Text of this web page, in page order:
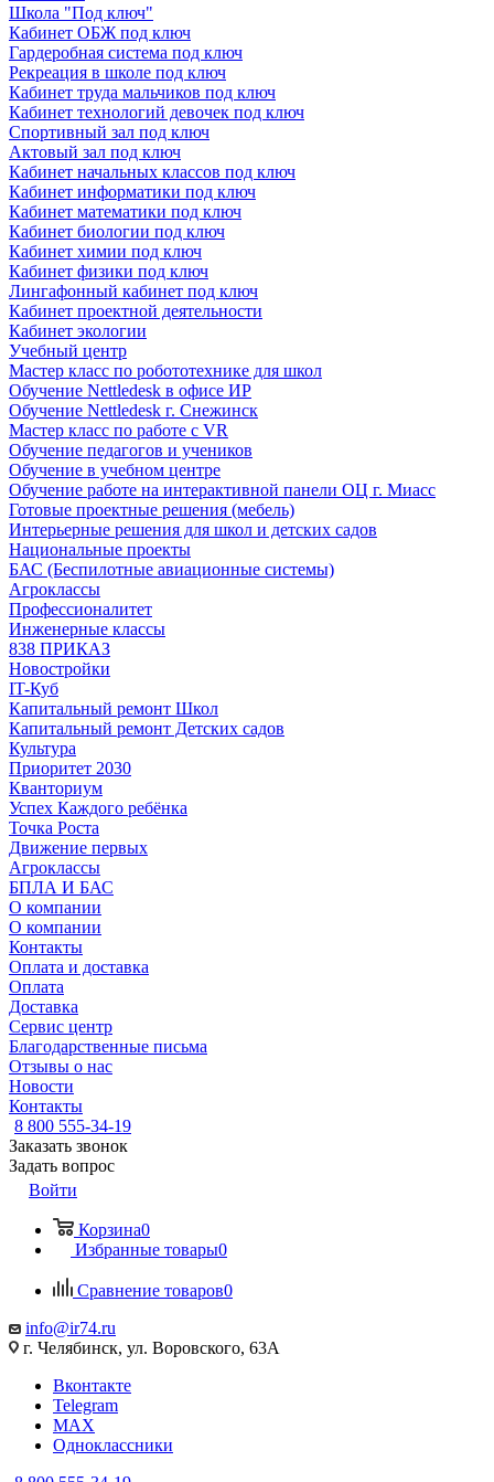
Школа "Под ключ"
Кабинет ОБЖ под ключ
Гардеробная система под ключ
Рекреация в школе под ключ
Кабинет труда мальчиков под ключ
Кабинет технологий девочек под ключ
Спортивный зал под ключ
Актовый зал под ключ
Кабинет начальных классов под ключ
Кабинет информатики под ключ
Кабинет математики под ключ
Кабинет биологии под ключ
Кабинет химии под ключ
Кабинет физики под ключ
Лингафонный кабинет под ключ
Кабинет проектной деятельности
Кабинет экологии
Учебный центр
Мастер класс по робототехнике для школ
Обучение Nettledesk в офисе ИР
Обучение Nettledesk г. Снежинск
Мастер класс по работе с VR
Обучение педагогов и учеников
Обучение в учебном центре
Обучение работе на интерактивной панели ОЦ г. Миасс
Готовые проектные решения (мебель)
Интерьерные решения для школ и детских садов
Национальные проекты
БАС (Беспилотные авиационные системы)
Агроклассы
Профессионалитет
Инженерные классы
838 ПРИКАЗ
Новостройки
IT-Куб
Капитальный ремонт Школ
Капитальный ремонт Детских садов
Культура
Приоритет 2030
Кванториум
Успех Каждого ребёнка
Точка Роста
Движение первых
Агроклассы
БПЛА И БАС
О компании
О компании
Контакты
Оплата и доставка
Оплата
Доставка
Сервис центр
Благодарственные письма
Отзывы о нас
Новости
Контакты
8 800 555-34-19
Заказать звонок
Задать вопрос
Войти
Корзина0
Избранные товары0
Сравнение товаров0
info@ir74.ru
г. Челябинск, ул. Воровского, 63А
Вконтакте
Telegram
MAX
Одноклассники